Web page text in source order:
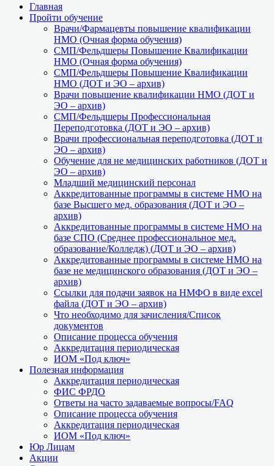
Главная
Пройти обучение
Врачи/Фармацевты повышение квалификации
НМО (Очная форма обучения)
СМП/Фельдшеры Повышение Квалификации
НМО (Очная форма обучения)
СМП/Фельдшеры Повышение Квалификации
НМО (ДОТ и ЭО – архив)
Врачи повышение квалификации НМО (ДОТ и
ЭО – архив)
СМП/Фельдшеры Профессиональная
Переподготовка (ДОТ и ЭО – архив)
Врачи профессиональная переподготовка (ДОТ и
ЭО – архив)
Обучение для не медицинских работников (ДОТ и
ЭО – архив)
Младший медицинский персонал
Аккредитованные программы в системе НМО на
базе Высшего мед. образования (ДОТ и ЭО –
архив)
Аккредитованные программы в системе НМО на
базе СПО (Среднее профессиональное мед.
образование/Колледж) (ДОТ и ЭО – архив)
Аккредитованные программы в системе НМО на
базе не медицинского образования (ДОТ и ЭО –
архив)
Ссылки для подачи заявок на НМФО в виде excel
файла (ДОТ и ЭО – архив)
Что необходимо для зачисления/Список
документов
Описание процесса обучения
Аккредитация периодическая
ИОМ «Под ключ»
Полезная информация
Аккредитация периодическая
ФИС ФРДО
Ответы на часто задаваемые вопросы/FAQ
Описание процесса обучения
Аккредитация периодическая
ИОМ «Под ключ»
Юр Лицам
Акции